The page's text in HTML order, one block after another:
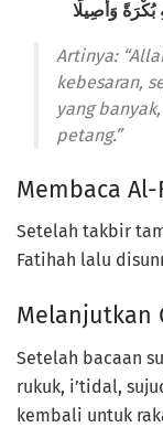
بُكْرَةً وَأَصِيلًا
Artinya:
kebesaran,
yang
petang.”
Membaca
Setelah takbir
Fatihah lalu
Melanjutkan
Setelah bacaan
rukuk, i’tidal,
kembali untuk